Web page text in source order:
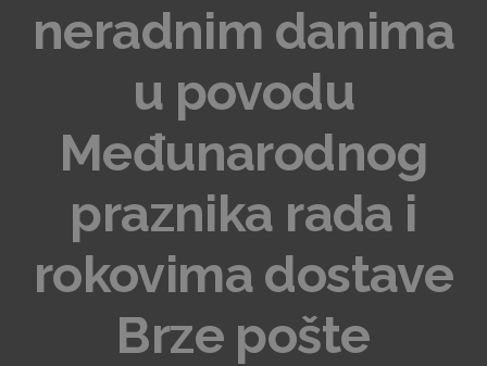
neradnim danima
u povodu
Međunarodnog
praznika rada i
rokovima dostave
Brze pošte